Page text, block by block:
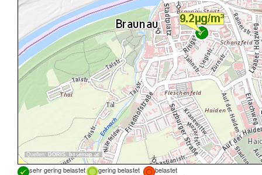
Quellen: DORIS, basemap.at
sehr gering belastet gering belastet
belastet